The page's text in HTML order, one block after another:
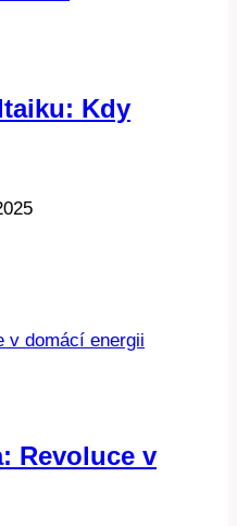
Kdy
Revoluce v